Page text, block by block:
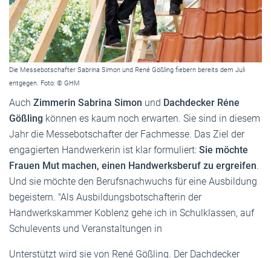
Die Messebotschafter Sabrina Simon und René Gößling fiebern bereits dem Juli
entgegen. Foto: © GHM
Auch Zimmerin Sabrina Simon und Dachdecker Réne
Gößling können es kaum noch erwarten. Sie sind in diesem
Jahr die Messebotschafter der Fachmesse. Das Ziel der
engagierten Handwerkerin ist klar formuliert: Sie möchte
Frauen Mut machen, einen Handwerksberuf zu ergreifen.
Und sie möchte den Berufsnachwuchs für eine Ausbildung
begeistern. "Als Ausbildungsbotschafterin der
Handwerkskammer Koblenz gehe ich in Schulklassen, auf
Schulevents und Veranstaltungen in
Unterstützt wird sie von René Gößling. Der Dachdecker